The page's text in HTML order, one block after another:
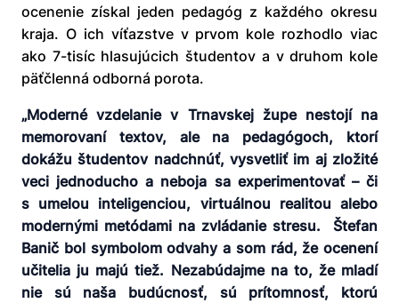
ocenenie získal jeden pedagóg z každého okresu
kraja. O ich víťazstve v prvom kole rozhodlo viac
ako 7-tisíc hlasujúcich študentov a v druhom kole
päťčlenná odborná porota.
„Moderné vzdelanie v Trnavskej župe nestojí na
memorovaní textov, ale na pedagógoch, ktorí
dokážu študentov nadchnúť, vysvetliť im aj zložité
veci jednoducho a neboja sa experimentovať – či
s umelou inteligenciou, virtuálnou realitou alebo
modernými metódami na zvládanie stresu. Štefan
Banič bol symbolom odvahy a som rád, že ocenení
učitelia ju majú tiež. Nezabúdajme na to, že mladí
nie sú naša budúcnosť, sú prítomnosť, ktorú